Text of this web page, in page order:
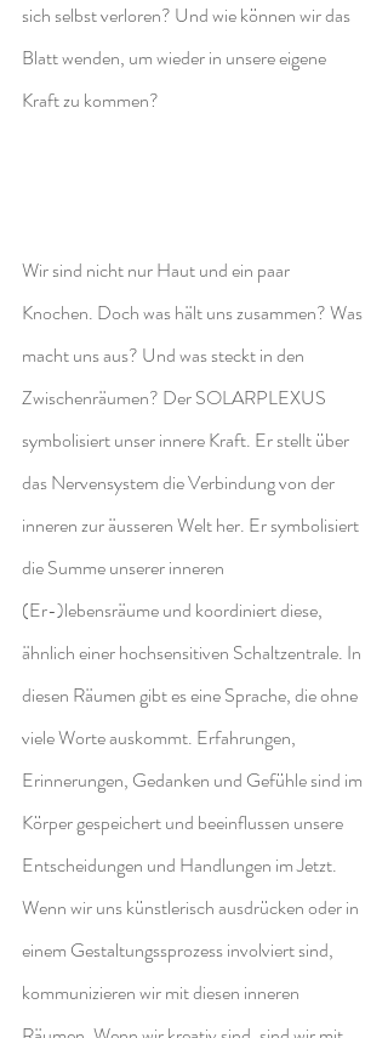
sich selbst verloren? Und wie können wir das
Blatt wenden, um wieder in unsere eigene
Kraft zu kommen?
Wir sind nicht nur Haut und ein paar
Knochen. Doch was hält uns zusammen? Was
macht uns aus? Und was steckt in den
Zwischenräumen? Der SOLARPLEXUS
symbolisiert unser innere Kraft. Er stellt über
das Nervensystem die Verbindung von der
inneren zur äusseren Welt her. Er symbolisiert
die Summe unserer inneren
(Er-)lebensräume und koordiniert diese,
ähnlich einer hochsensitiven Schaltzentrale. In
diesen Räumen gibt es eine Sprache, die ohne
viele Worte auskommt. Erfahrungen,
Erinnerungen, Gedanken und Gefühle sind im
Körper gespeichert und beeinflussen unsere
Entscheidungen und Handlungen im Jetzt.
Wenn wir uns künstlerisch ausdrücken oder in
einem Gestaltungssprozess involviert sind,
kommunizieren wir mit diesen inneren